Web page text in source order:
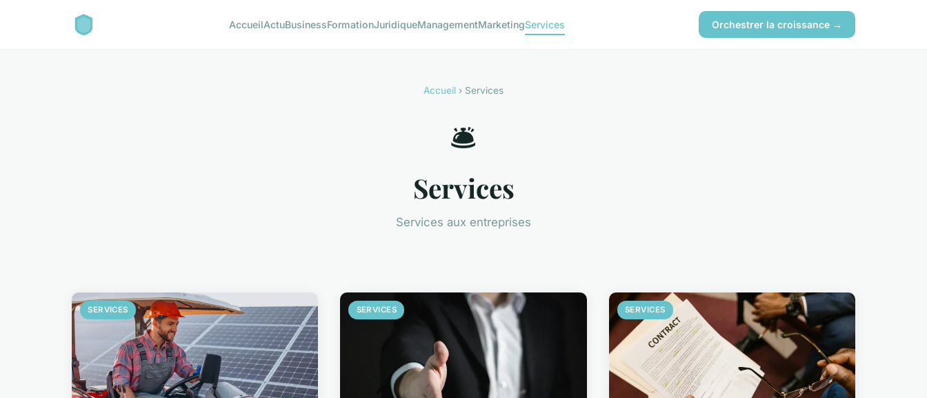
AccueilActuBusinessFormationJuridiqueManagementMarketingServices Orchestrer la croissance →
Accueil › Services
🛎️
Services
Services aux entreprises
SERVICES SERVICES SERVICES